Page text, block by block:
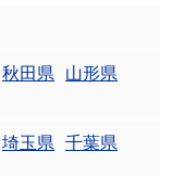
秋田県
山形県
埼玉県
千葉県